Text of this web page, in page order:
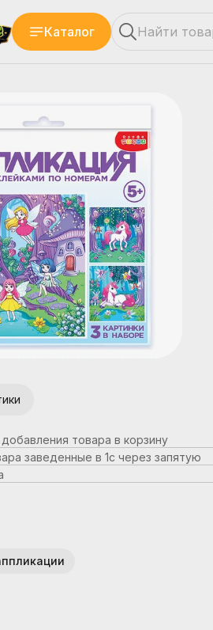
Каталог
товара в корзину
заведенные в 1с через запятую